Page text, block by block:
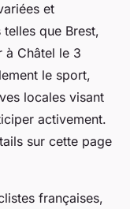
et
que Brest,
à Châtel le 3
le sport,
locales visant
activement.
sur cette page
françaises,